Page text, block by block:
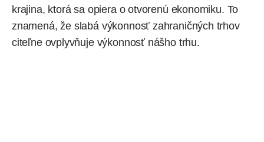
krajina, ktorá sa opiera o otvorenú ekonomiku. To
znamená, že slabá výkonnosť zahraničných trhov
citeľne ovplyvňuje výkonnosť nášho trhu.